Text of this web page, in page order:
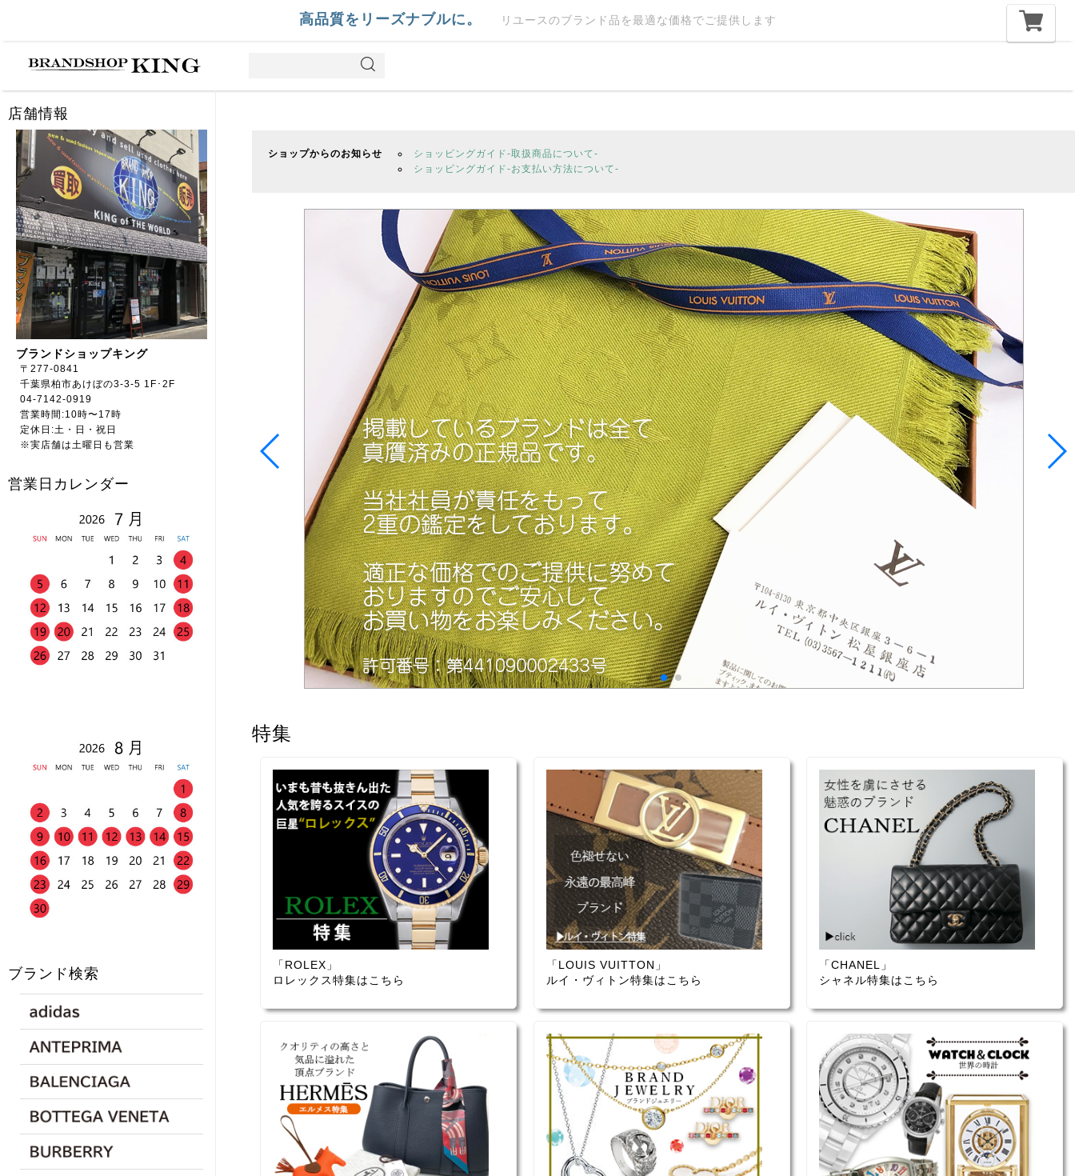
高品質をリーズナブルに。 リユースのブランド品を最適な価格でご提供します
店舗情報
ブランドショップキング
〒277-0841
千葉県柏市あけぼの3-3-5 1F･2F
04-7142-0919
営業時間:10時〜17時
定休日:土・日・祝日
※実店舗は土曜日も営業
営業日カレンダー
ブランド検索
ショップからのお知らせ
ショッピングガイド-取扱商品について-
ショッピングガイド-お支払い方法について-
特集
「ROLEX」
ロレックス特集はこちら
「LOUIS VUITTON」
ルイ・ヴィトン特集はこちら
「CHANEL」
シャネル特集はこちら